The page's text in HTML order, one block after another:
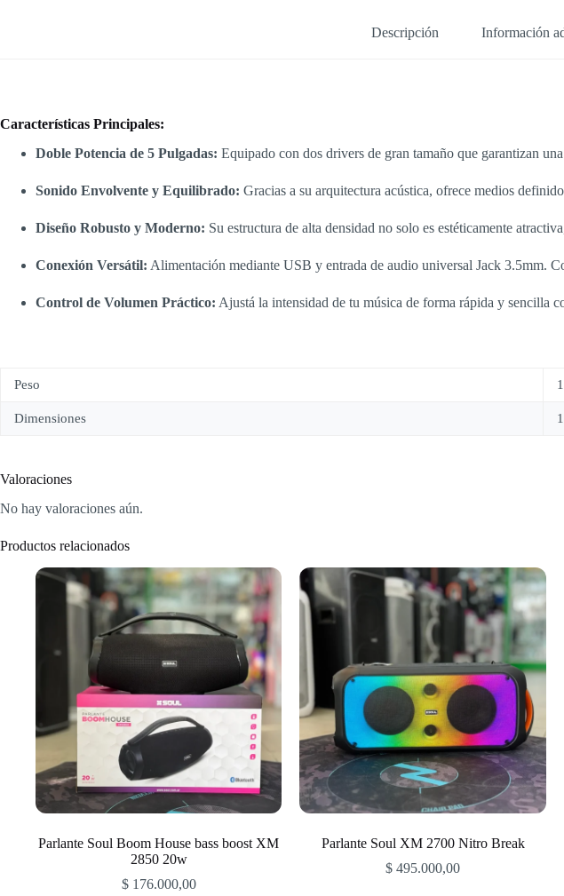
Descripción Información
Características Principales:
Doble Potencia de 5 Pulgadas: Equipado con dos drivers de gran tamaño que garantizan
Sonido Envolvente y Equilibrado: Gracias a su arquitectura acústica, ofrece medios
Diseño Robusto y Moderno: Su estructura de alta densidad no solo es estéticamente
Conexión Versátil: Alimentación mediante USB y entrada de audio universal Jack 3.5mm.
Control de Volumen Práctico: Ajustá la intensidad de tu música de forma rápida y sencilla
Peso
Dimensiones
Valoraciones
No hay valoraciones aún.
Productos relacionados
Parlante Soul Boom House bass boost XM
2850 20w
$176.000,00
Parlante Soul XM 2700 Nitro Break
$ 495.000,00